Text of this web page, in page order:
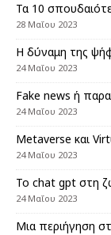
Τα 10
28 Μαΐου 2023
Η δύναμη της
24 Μαΐου 2023
Fake news ή
24 Μαΐου 2023
Metaverse και
24 Μαΐου 2023
Το chat gpt στη
24 Μαΐου 2023
Μια περιήγηση